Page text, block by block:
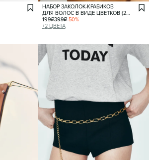
НАБОР ЗАКОЛОК-КРАБИКОВ
ДЛЯ ВОЛОС В ВИДЕ ЦВЕТКОВ (2
ШТУКИ)
199₽399₽-50%
+2 ЦВЕТА